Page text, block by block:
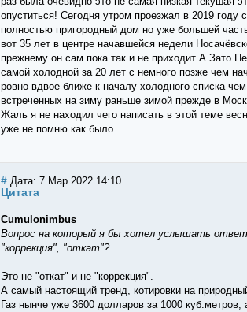
опуститься! Сегодня утром проезжал в 2019 году
полностью пригородный дом но уже большей
вот 35 лет в центре начавшейся недели
прежнему он сам пока так и не приходит А Зато
самой холодной за 20 лет с немного позже чем
ровно вдвое ближе к началу холодного списка
встреченных на зиму раньше зимой прежде в
Жаль я не находил чего написать в этой теме
уже не помню как было
# Дата: 7 Мар 2022 14:10
Цитата
Cumulonimbus
Вопрос на который я бы хотел услышать ответ:
"коррекция", "откат"?
Это не "откат" и не "коррекция".
А самый настоящий тренд, котировки на
Газ нынче уже 3600 долларов за 1000